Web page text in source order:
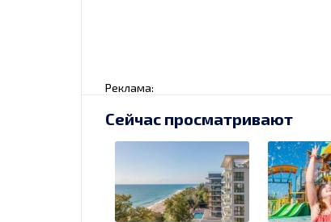
Реклама:
Сейчас просматривают